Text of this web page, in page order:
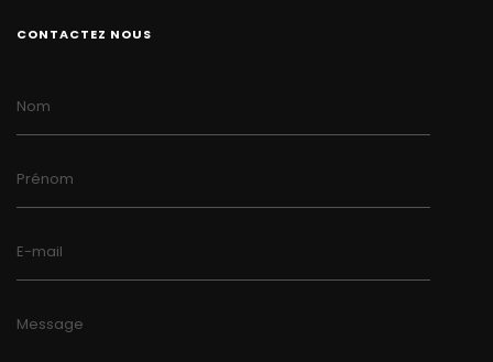
CONTACTEZ NOUS
Nom
Prénom
E-mail
Message